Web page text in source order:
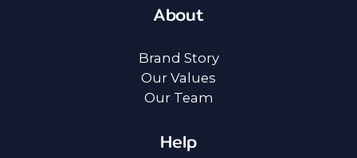
About
Brand Story
Our Values
Our Team
Help